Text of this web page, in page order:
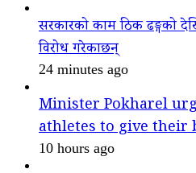
सरकारको काम ठिक ढङ्गको
विरोध गरेकाछन्
24 minutes ago
Minister Pokharel
athletes to give their
10 hours ago